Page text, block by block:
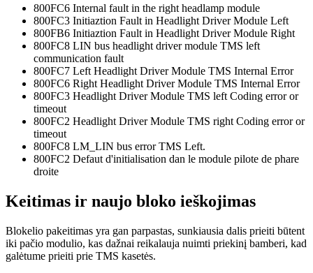
800FC6 Internal fault in the right headlamp module
800FC3 Initiaztion Fault in Headlight Driver Module Left
800FB6 Initiaztion Fault in Headlight Driver Module Right
800FC8 LIN bus headlight driver module TMS left
communication fault
800FC7 Left Headlight Driver Module TMS Internal Error
800FC6 Right Headlight Driver Module TMS Internal Error
800FC3 Headlight Driver Module TMS left Coding error or
timeout
800FC2 Headlight Driver Module TMS right Coding error or
timeout
800FC8 LM_LIN bus error TMS Left.
800FC2 Defaut d'initialisation dan le module pilote de phare
droite
Keitimas ir naujo bloko ieškojimas
Blokelio pakeitimas yra gan parpastas, sunkiausia dalis prieiti būtent
iki pačio modulio, kas dažnai reikalauja nuimti priekinį bamberi, kad
galėtume prieiti prie TMS kasetės.